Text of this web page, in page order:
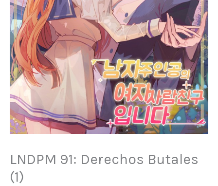
LNDPM 91: Derechos Butales
(1)